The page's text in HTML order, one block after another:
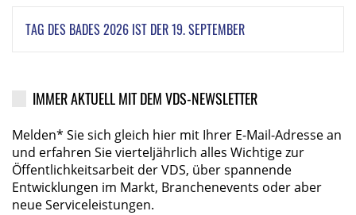
TAG DES BADES 2026 IST DER 19. SEPTEMBER
IMMER AKTUELL MIT DEM VDS-NEWSLETTER
Melden* Sie sich gleich hier mit Ihrer E-Mail-Adresse an
und erfahren Sie vierteljährlich alles Wichtige zur
Öffentlichkeitsarbeit der VDS, über spannende
Entwicklungen im Markt, Branchenevents oder aber
neue Serviceleistungen.